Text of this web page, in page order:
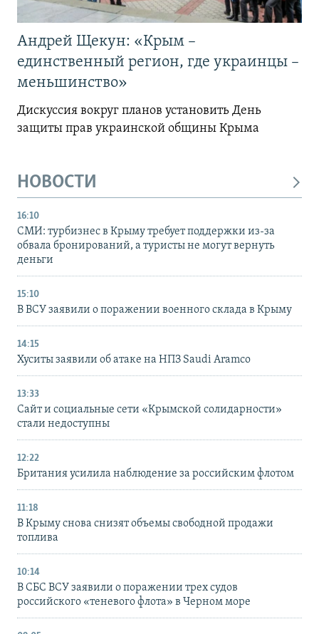
Андрей Щекун: «Крым –
единственный регион, где украинцы –
меньшинство»
Дискуссия вокруг планов установить День
защиты прав украинской общины Крыма
НОВОСТИ
16:10
СМИ: турбизнес в Крыму требует поддержки из-за
обвала бронирований, а туристы не могут вернуть
деньги
15:10
В ВСУ заявили о поражении военного склада в Крыму
14:15
Хуситы заявили об атаке на НПЗ Saudi Aramco
13:33
Сайт и социальные сети «Крымской солидарности»
стали недоступны
12:22
Британия усилила наблюдение за российским флотом
11:18
В Крыму снова снизят объемы свободной продажи
топлива
10:14
В СБС ВСУ заявили о поражении трех судов
российского «теневого флота» в Черном море